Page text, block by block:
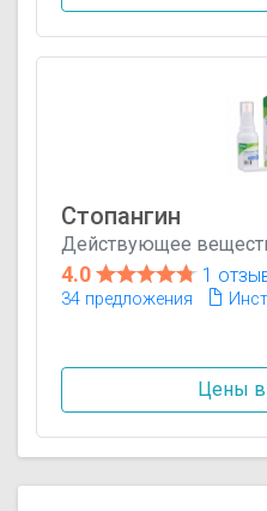
Стопангин
Действующее
4.0 1
34 предложения
Цены в